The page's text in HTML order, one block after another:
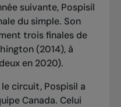
suivante, Pospisil
du simple. Son
trois finales de
(2014), à
en 2020).
circuit, Pospisil a
Canada. Celui